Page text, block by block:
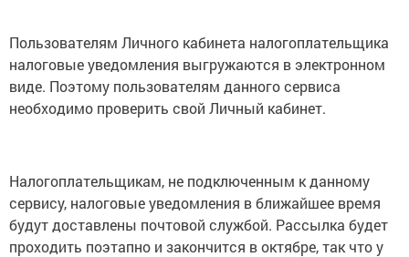
Пользователям Личного кабинета налогоплательщика
налоговые уведомления выгружаются в электронном
виде. Поэтому пользователям данного сервиса
необходимо проверить свой Личный кабинет.
Налогоплательщикам, не подключенным к данному
сервису, налоговые уведомления в ближайшее время
будут доставлены почтовой службой. Рассылка будет
проходить поэтапно и закончится в октябре, так что у